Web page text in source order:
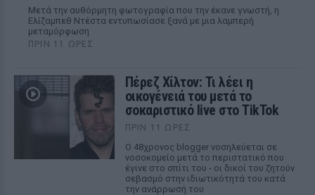
Μετά την αυθόρμητη φωτογραφία που την έκανε γνωστή, η
Ελίζαμπεθ Ντέστα εντυπωσίασε ξανά με μια λαμπερή
μεταμόρφωση
ΠΡΙΝ 11 ΏΡΕΣ
Πέρεζ Χίλτον: Τι λέει η
οικογένειά του μετά το
σοκαριστικό live στο TikTok
ΠΡΙΝ 11 ΏΡΕΣ
Ο 48χρονος blogger νοσηλεύεται σε
νοσοκομείο μετά το περιστατικό που
έγινε στο σπίτι του - οι δικοί του ζητούν
σεβασμό στην ιδιωτικότητά του κατά
την ανάρρωσή του